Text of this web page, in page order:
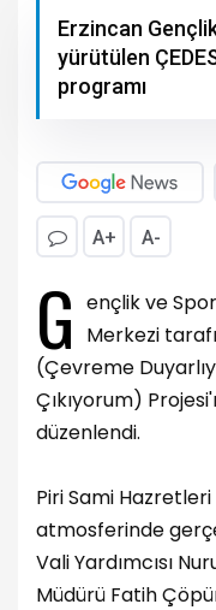
Erzincan
yürütülen
programı
A+ A-
G ençlik ve
Merkezi
(Çevreme
Çıkıyorum)
düzenlendi.
Piri Sami
atmosferinde
Vali Yardımcısı
Müdürü Fatih